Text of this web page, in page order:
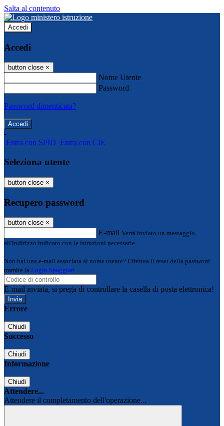
Salta al contenuto
Accedi
Accedi
button close ×
Nome Utente
Password
Password dimenticata?
-
Entra con SPID Entra con CIE
Seleziona utente
button close ×
Recupero password
button close ×
E-mail Verrà inviato un messaggio
all'indirizzo indicato con le istruzioni necessarie.
Non hai una e-mail associata al nome utente? Effettua il reset della password
tramite la Login Spaggiari
E-mail inviata, si prega di controllare la casella di posta elettronica!
Errore
Chiudi
Successo
Chiudi
Informazione
Chiudi
Attendere...
Attendere il completamento dell'operazione...